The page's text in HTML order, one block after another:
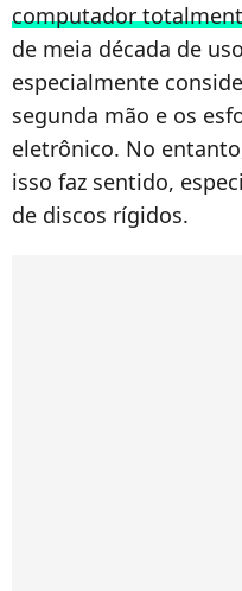
computador
de meia década de
especialmente
segunda mão e os
eletrônico. No
isso faz sentido,
de discos rígidos.